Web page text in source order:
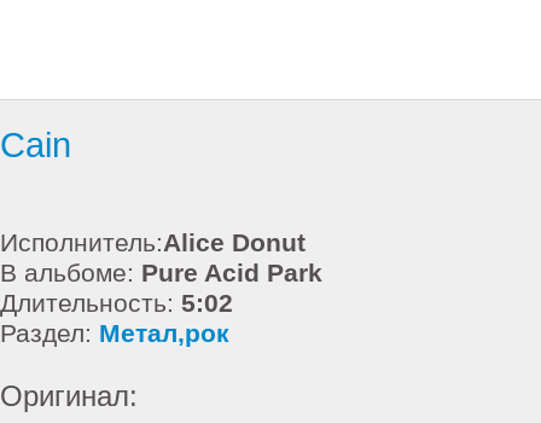
Cain
Исполнитель:Alice Donut
В альбоме: Pure Acid Park
Длительность: 5:02
Раздел: Метал,рок
Оригинал: